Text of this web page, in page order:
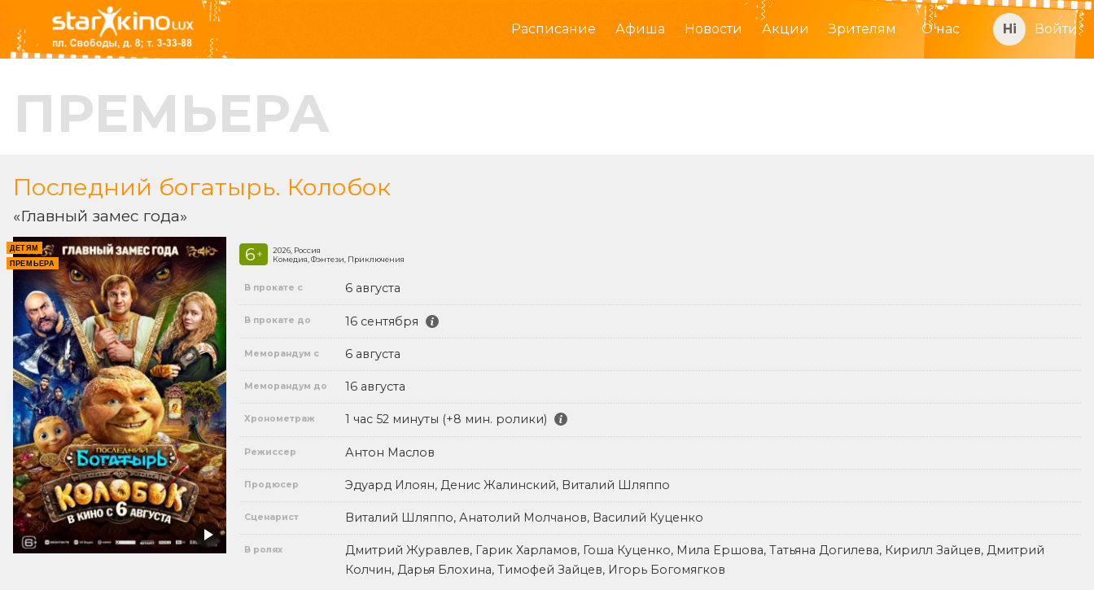
Расписание Афиша Новости Акции Зрителям О нас Войти
ПРЕМЬЕРА
Последний богатырь. Колобок
«Главный замес года»
ДЕТЯМ
ПРЕМЬЕРА
6 +
2026, Россия
Комедия, Фэнтези, Приключения
В прокате с 6 августа
В прокате до 16 сентября
Меморандум с 6 августа
Меморандум до 16 августа
Хронометраж 1 час 52 минуты (+8 мин. ролики)
Режиссер Антон Маслов
Продюсер Эдуард Илоян, Денис Жалинский, Виталий Шляппо
Сценарист Виталий Шляппо, Анатолий Молчанов, Василий Куценко
В ролях
Дмитрий Журавлев, Гарик Харламов, Гоша Куценко, Мила Ершова, Татьяна Догилева, Кирилл Зайцев, Дмитрий
Колчин, Дарья Блохина, Тимофей Зайцев, Игорь Богомягков